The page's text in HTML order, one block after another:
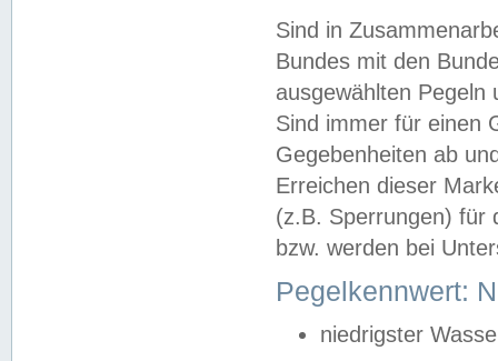
Sind in
Bundes mit den
ausgewählten
Sind immer für einen
Gegebenheiten ab
Erreichen dieser
(z.B. Sperrungen) für
bzw. werden bei
Pegelkennwert:
niedrigster